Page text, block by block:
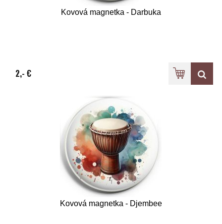
Kovová magnetka - Darbuka
2,- €
Kovová magnetka - Djembee